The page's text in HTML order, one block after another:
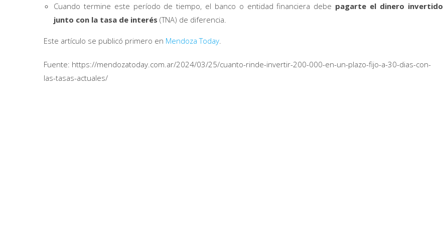
Cuando termine este período de tiempo, el banco o entidad financiera debe pagarte el dinero invertido
junto con la tasa de interés (TNA) de diferencia.
Este artículo se publicó primero en Mendoza Today.
Fuente: https://mendozatoday.com.ar/2024/03/25/cuanto-rinde-invertir-200-000-en-un-plazo-fijo-a-30-dias-con-
las-tasas-actuales/